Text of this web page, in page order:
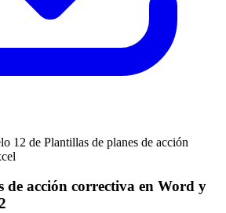
de acción correctiva en Word y